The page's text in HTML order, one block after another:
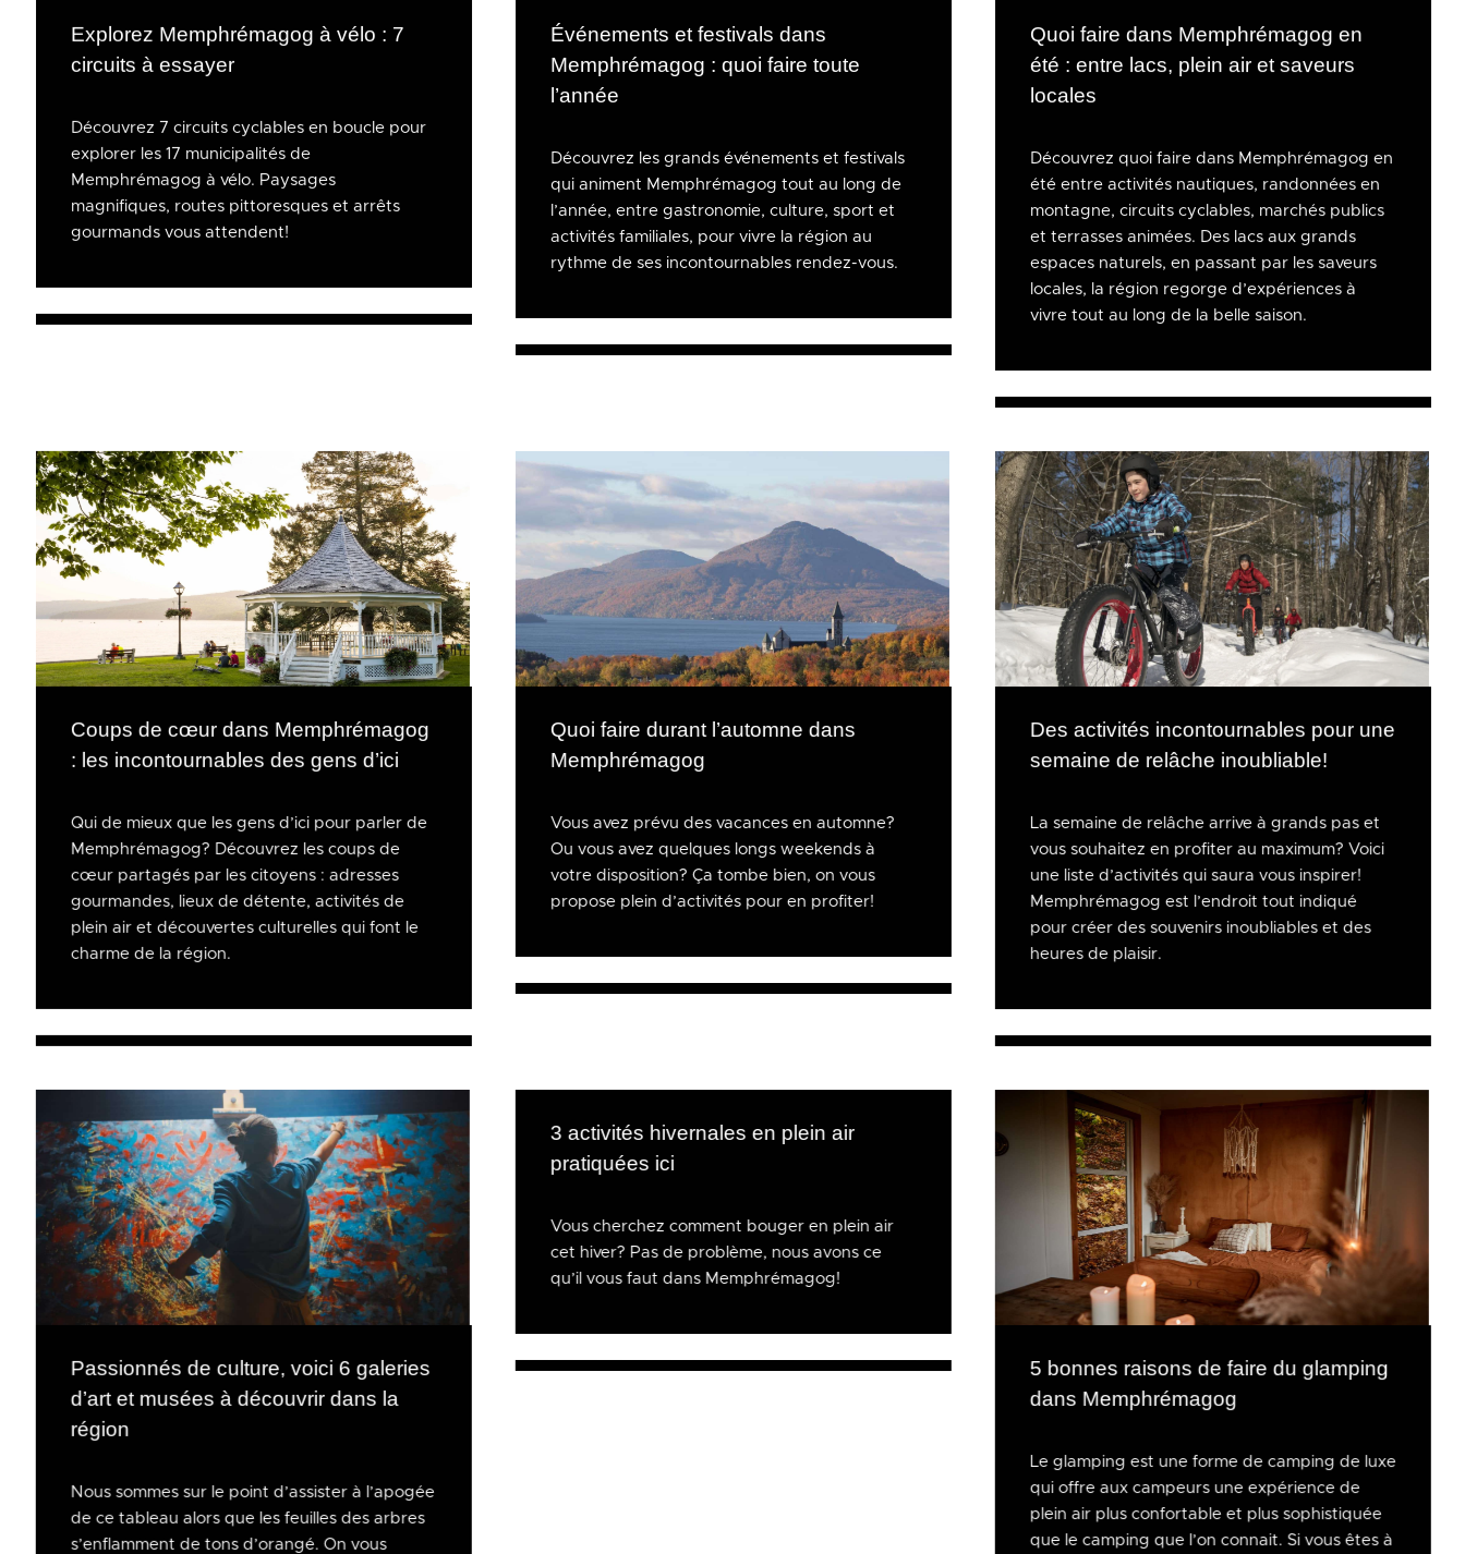
Explorez Memphrémagog à vélo : 7
circuits à essayer
Découvrez 7 circuits cyclables en boucle pour
explorer les 17 municipalités de
Memphrémagog à vélo. Paysages
magnifiques, routes pittoresques et arrêts
gourmands vous attendent!
Événements et festivals dans
Memphrémagog : quoi faire toute
l’année
Découvrez les grands événements et festivals
qui animent Memphrémagog tout au long de
l’année, entre gastronomie, culture, sport et
activités familiales, pour vivre la région au
rythme de ses incontournables rendez-vous.
Quoi faire dans Memphrémagog en
été : entre lacs, plein air et saveurs
locales
Découvrez quoi faire dans Memphrémagog en
été entre activités nautiques, randonnées en
montagne, circuits cyclables, marchés publics
et terrasses animées. Des lacs aux grands
espaces naturels, en passant par les saveurs
locales, la région regorge d’expériences à
vivre tout au long de la belle saison.
Coups de cœur dans Memphrémagog
: les incontournables des gens d’ici
Qui de mieux que les gens d’ici pour parler de
Memphrémagog? Découvrez les coups de
cœur partagés par les citoyens : adresses
gourmandes, lieux de détente, activités de
plein air et découvertes culturelles qui font le
charme de la région.
Quoi faire durant l’automne dans
Memphrémagog
Vous avez prévu des vacances en automne?
Ou vous avez quelques longs weekends à
votre disposition? Ça tombe bien, on vous
propose plein d’activités pour en profiter!
Des activités incontournables pour une
semaine de relâche inoubliable!
La semaine de relâche arrive à grands pas et
vous souhaitez en profiter au maximum? Voici
une liste d’activités qui saura vous inspirer!
Memphrémagog est l’endroit tout indiqué
pour créer des souvenirs inoubliables et des
heures de plaisir.
Passionnés de culture, voici 6 galeries
d’art et musées à découvrir dans la
région
Nous sommes sur le point d’assister à l’apogée
de ce tableau alors que les feuilles des arbres
s’enflamment de tons d’orangé. On vous
3 activités hivernales en plein air
pratiquées ici
Vous cherchez comment bouger en plein air
cet hiver? Pas de problème, nous avons ce
qu’il vous faut dans Memphrémagog!
5 bonnes raisons de faire du glamping
dans Memphrémagog
Le glamping est une forme de camping de luxe
qui offre aux campeurs une expérience de
plein air plus confortable et plus sophistiquée
que le camping que l’on connait. Si vous êtes à